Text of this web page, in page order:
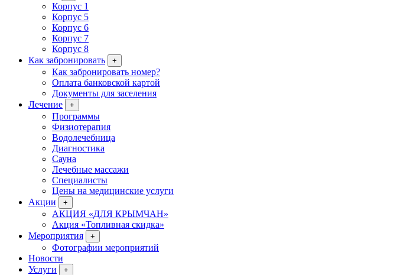
Корпус 1
Корпус 5
Корпус 6
Корпус 7
Корпус 8
Как забронировать
+
Как забронировать номер?
Оплата банковской картой
Документы для заселения
Лечение
+
Программы
Физиотерапия
Водолечебница
Диагностика
Сауна
Лечебные массажи
Специалисты
Цены на медицинские услуги
Акции
+
АКЦИЯ «ДЛЯ КРЫМЧАН»
Акция «Топливная скидка»
Мероприятия
+
Фотографии мероприятий
Новости
Услуги
+